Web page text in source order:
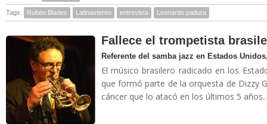
Tags: Rubén Blades Latinastereo entrevista Leonardo padura
Fallece el trompetista
Referente del samba jazz en Estados
El músico brasilero radicado en los
que formó parte de la orquesta de Dizzy
cáncer que lo atacó en los últimos 5